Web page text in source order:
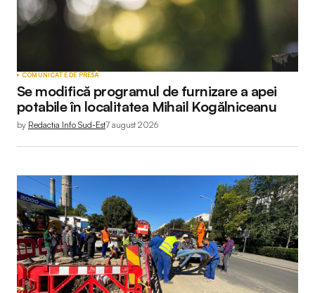
COMUNICATE DE PRESĂ
Se modifică programul de furnizare a apei
potabile în localitatea Mihail Kogălniceanu
by Redactia Info Sud-Est7 august 2026